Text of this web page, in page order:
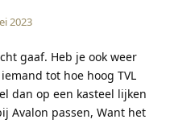
2023
gaaf. Heb je ook weer
tot hoe hoog TVL
dan op een kasteel lijken
Avalon passen, Want het